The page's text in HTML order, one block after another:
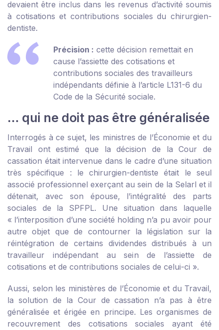
devaient être inclus dans les revenus d’activité soumis
à cotisations et contributions sociales du chirurgien-
dentiste.
Précision : cette décision remettait en
cause l’assiette des cotisations et
contributions sociales des travailleurs
indépendants définie à l’article L131-6 du
Code de la Sécurité sociale.
… qui ne doit pas être généralisée
Interrogés à ce sujet, les ministres de l’Économie et du
Travail ont estimé que la décision de la Cour de
cassation était intervenue dans le cadre d’une situation
très spécifique : le chirurgien-dentiste était le seul
associé professionnel exerçant au sein de la Selarl et il
détenait, avec son épouse, l’intégralité des parts
sociales de la SPFPL. Une situation dans laquelle
« l’interposition d’une société holding n’a pu avoir pour
autre objet que de contourner la législation sur la
réintégration de certains dividendes distribués à un
travailleur indépendant au sein de l’assiette de
cotisations et de contributions sociales de celui-ci ».
Aussi, selon les ministères de l’Économie et du Travail,
la solution de la Cour de cassation n’a pas à être
généralisée et érigée en principe. Les organismes de
recouvrement des cotisations sociales ayant été